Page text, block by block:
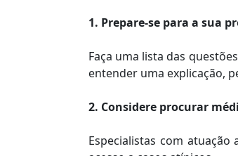
1. Prepare-se para a sua
Faça uma lista das
entender uma explicação,
2. Considere procurar
Especialistas com